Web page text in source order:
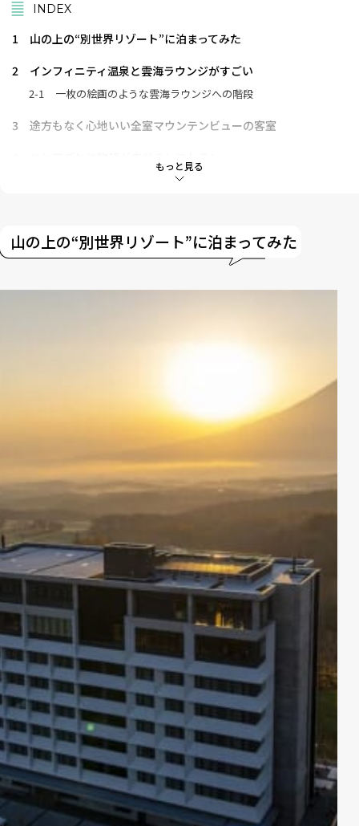
もっと見る
INDEX
1
山の上の“別世界リゾート”に泊まってみた
2
インフィニティ温泉と雲海ラウンジがすごい
2-1 一枚の絵画のような雲海ラウンジへの階段
3
途方もなく心地いい全室マウンテンビューの客室
5
スパ＆ジムも完備
山の上の“別世界リゾート”に泊まってみた